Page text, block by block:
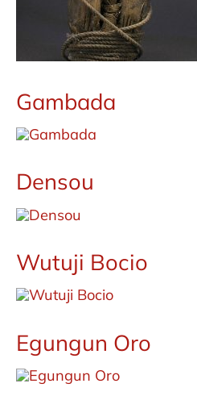
Gambada
Densou
Wutuji Bocio
Egungun Oro